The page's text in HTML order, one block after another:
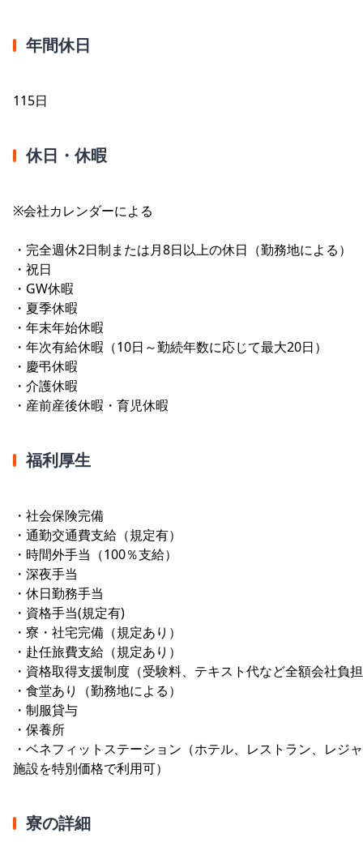
年間休日
115日
休日・休暇
※会社カレンダーによる
・完全週休2日制または月8日以上の休日（勤務地による）
・祝日
・GW休暇
・夏季休暇
・年末年始休暇
・年次有給休暇（10日～勤続年数に応じて最大20日）
・慶弔休暇
・介護休暇
・産前産後休暇・育児休暇
福利厚生
・社会保険完備
・通勤交通費支給（規定有）
・時間外手当（100％支給）
・深夜手当
・休日勤務手当
・資格手当(規定有)
・寮・社宅完備（規定あり）
・赴任旅費支給（規定あり）
・資格取得支援制度（受験料、テキスト代など全額会社負
・食堂あり（勤務地による）
・制服貸与
・保養所
・ベネフィットステーション（ホテル、レストラン、レジ
施設を特別価格で利用可）
寮の詳細